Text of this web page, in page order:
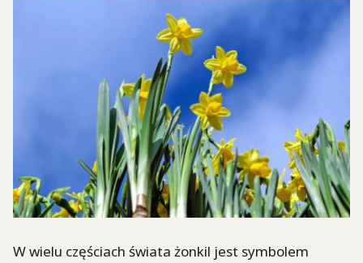
W wielu częściach świata żonkil jest symbolem